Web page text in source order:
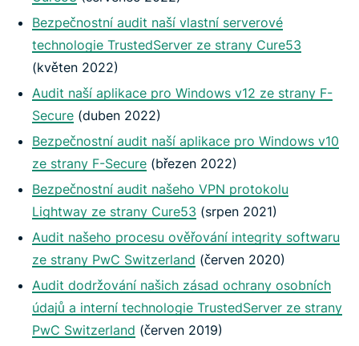
Bezpečnostní audit naší vlastní serverové
technologie TrustedServer ze strany Cure53
(květen 2022)
Audit naší aplikace pro Windows v12 ze strany F-
Secure (duben 2022)
Bezpečnostní audit naší aplikace pro Windows v10
ze strany F-Secure (březen 2022)
Bezpečnostní audit našeho VPN protokolu
Lightway ze strany Cure53 (srpen 2021)
Audit našeho procesu ověřování integrity softwaru
ze strany PwC Switzerland (červen 2020)
Audit dodržování našich zásad ochrany osobních
údajů a interní technologie TrustedServer ze strany
PwC Switzerland (červen 2019)